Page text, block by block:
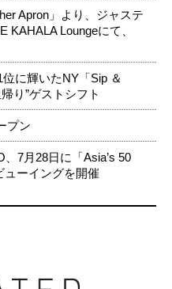
Apron」より、ジャステ
KAHALA Loungeにて、
に輝いたNY「Sip ＆
り”ゲストシフト
プン
7月28日に「Asia’s 50
ューイングを開催